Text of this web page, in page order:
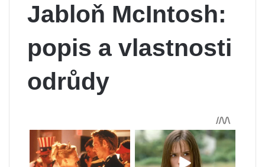
Jabloň McIntosh:
popis a vlastnosti
odrůdy